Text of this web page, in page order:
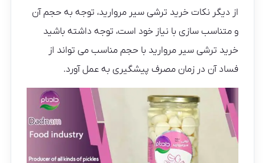
از دیگر نکات خرید ترشی سیر مروارید، توجه به حجم آن
و متناسب سازی با نیاز خود است، توجه داشته باشید
خرید ترشی سیر مروارید با حجم مناسب می تواند از
فساد آن در زمان مصرف پیشگیری به عمل آورد.